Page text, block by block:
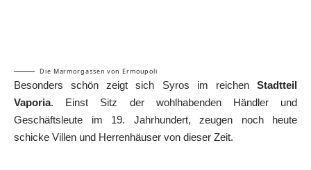
Die Marmorgassen von Ermoupoli
Besonders schön zeigt sich Syros im reichen Stadtteil
Vaporia. Einst Sitz der wohlhabenden Händler und
Geschäftsleute im 19. Jahrhundert, zeugen noch heute
schicke Villen und Herrenhäuser von dieser Zeit.